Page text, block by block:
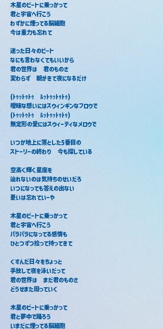
木星のビートに乗っかって
君と宇宙へ行こう
わずかに煙ってる脳細胞
今は重力も忘れて
迷った日々のビート
なにも言わなくてもいいから
君の世界は　君のものさ
変わらず　朝がきて夜になるだけ
(ﾄｩｯﾄｩﾄｩ　ﾙｯﾄｩｯﾄｩﾄｩ)
曖昧な想いにはスウィンギンなフロウで
(ﾄｩｯﾄｩﾄｩ　ﾙｯﾄｩｯﾄｩﾄｩ)
無定形の愛にはスウィーティなメロウで
いつか地上に落とした5番目の
ストーリーの終わり　今も探している
空高く輝く星座を
辿れないのは気持ちのせいだろ
いつになっても答えの出ない
憂いは忘れていーや
木星のビートに乗っかって
君と宇宙へ行こう
バラバラになってる感情も
ひとつずつ拾って持ってきて
くすんだ日々をちょっと
手放して夜を泳いだって
君の世界は　まだ君のものさ
どうせまた周っていく
木星のビートに乗っかって
君と夢中で踊ろう
いまだに煙ってる脳細胞